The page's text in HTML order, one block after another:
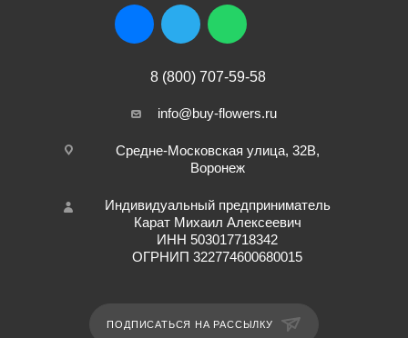
8 (800) 707-59-58
info@buy-flowers.ru
Средне-Московская улица, 32В,
Воронеж
Индивидуальный предприниматель
Карат Михаил Алексеевич
ИНН 503017718342
ОГРНИП 322774600680015
ПОДПИСАТЬСЯ НА РАССЫЛКУ